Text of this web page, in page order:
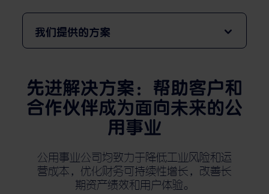
我们提供的方案
先进解决方案：帮助客户和
合作伙伴成为面向未来的公
用事业
公用事业公司均致力于降低工业风险和运
营成本，优化财务可持续性增长，改善长
期资产绩效和用户体验。